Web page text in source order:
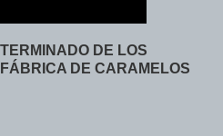
DE LOS
DE CARAMELOS